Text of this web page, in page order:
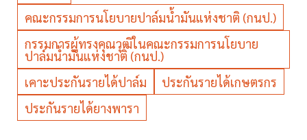
คณะกรรมการนโยบายปาล์มนํ้ามันแห่งชาติ (กนป.)
กรรมการผู้ทรงคุณวุฒิในคณะกรรมการนโยบาย
ปาล์มน้ำมันแห่งชาติ (กนป.)
เคาะประกันรายได้ปาล์ม
ประกันรายได้เกษตรกร
ประกันรายได้ยางพารา